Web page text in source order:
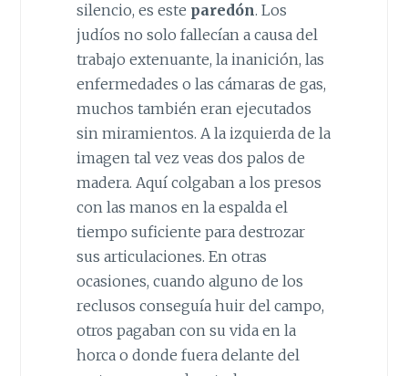
silencio, es este paredón. Los
judíos no solo fallecían a causa del
trabajo extenuante, la inanición, las
enfermedades o las cámaras de gas,
muchos también eran ejecutados
sin miramientos. A la izquierda de la
imagen tal vez veas dos palos de
madera. Aquí colgaban a los presos
con las manos en la espalda el
tiempo suficiente para destrozar
sus articulaciones. En otras
ocasiones, cuando alguno de los
reclusos conseguía huir del campo,
otros pagaban con su vida en la
horca o donde fuera delante del